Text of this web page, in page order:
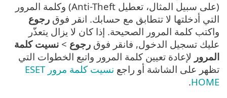
(على سبيل المثال، تعطيل Anti-Theft) وكلمة المرور
التي أدخلتها لا تتطابق مع حسابك. انقر فوق رجوع
واكتب كلمة المرور الصحيحة. إذا كان لا يزال يتعذّر
عليك تسجيل الدخول, فانقر فوق رجوع > نسيت كلمة
المرور لإعادة تعيين كلمة المرور واتبع الخطوات التي
تظهر على الشاشة أو راجع
نسيت كلمة مرور ESET
HOME
.